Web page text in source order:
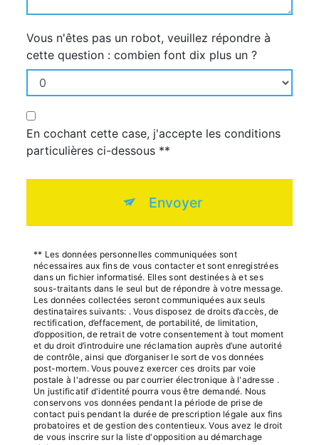
Vous n'êtes pas un robot, veuillez répondre à
cette question : combien font dix plus un ?
En cochant cette case, j'accepte les conditions
particulières ci-dessous **
Envoyer
** Les données personnelles communiquées sont
nécessaires aux fins de vous contacter et sont enregistrées
dans un fichier informatisé. Elles sont destinées à et ses
sous-traitants dans le seul but de répondre à votre message.
Les données collectées seront communiquées aux seuls
destinataires suivants: . Vous disposez de droits d’accès, de
rectification, d’effacement, de portabilité, de limitation,
d’opposition, de retrait de votre consentement à tout moment
et du droit d’introduire une réclamation auprès d’une autorité
de contrôle, ainsi que d’organiser le sort de vos données
post-mortem. Vous pouvez exercer ces droits par voie
postale à l'adresse ou par courrier électronique à l'adresse .
Un justificatif d'identité pourra vous être demandé. Nous
conservons vos données pendant la période de prise de
contact puis pendant la durée de prescription légale aux fins
probatoires et de gestion des contentieux. Vous avez le droit
de vous inscrire sur la liste d'opposition au démarchage